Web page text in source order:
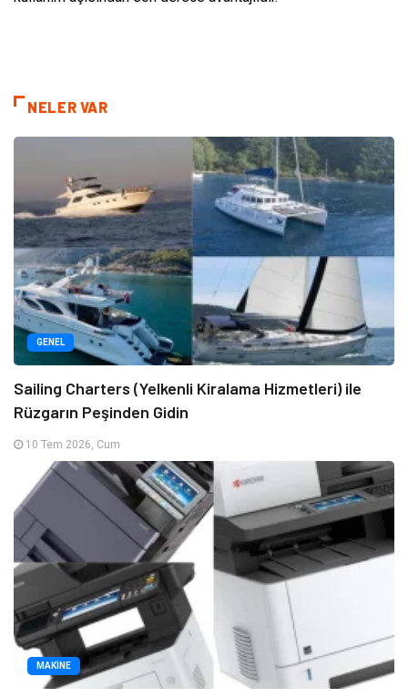
NELER VAR
GENEL
Sailing Charters (Yelkenli Kiralama Hizmetleri) ile
Rüzgarın Peşinden Gidin
10 Tem 2026, Cum
MAKINE